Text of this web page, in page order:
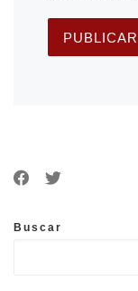
Buscar